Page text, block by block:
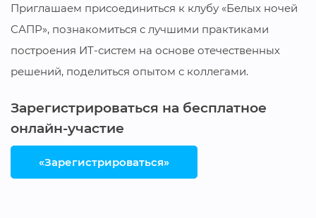
Приглашаем присоединиться к клубу «Белых ночей
САПР», познакомиться с лучшими практиками
построения ИТ-систем на основе отечественных
решений, поделиться опытом с коллегами.
Зарегистрироваться на бесплатное
онлайн-участие
«Зарегистрироваться»